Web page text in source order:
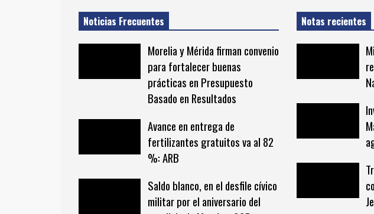
Noticias Frecuentes
Morelia y Mérida firman convenio
para fortalecer buenas
prácticas en Presupuesto
Basado en Resultados
Avance en entrega de
fertilizantes gratuitos va al 82
%: ARB
Saldo blanco, en el desfile cívico
militar por el aniversario del
Notas recientes